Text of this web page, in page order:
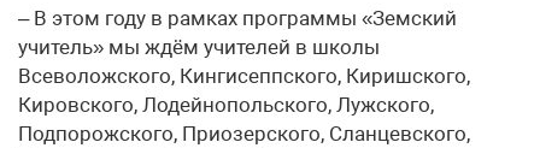
– В этом году в рамках программы «Земский
учитель» мы ждём учителей в школы
Всеволожского, Кингисеппского, Киришского,
Кировского, Лодейнопольского, Лужского,
Подпорожского, Приозерского, Сланцевского,